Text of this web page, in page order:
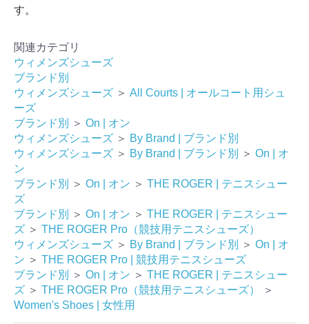
す。
関連カテゴリ
ウィメンズシューズ
ブランド別
ウィメンズシューズ ＞ All Courts | オールコート用シュ
ーズ
ブランド別
＞ On | オン
ウィメンズシューズ ＞ By Brand | ブランド別
ウィメンズシューズ ＞ By Brand | ブランド別 ＞ On | オ
ン
ブランド別
＞ On | オン ＞ THE ROGER | テニスシュー
ズ
ブランド別
＞ On | オン ＞ THE ROGER | テニスシュー
ズ ＞ THE ROGER Pro（競技用テニスシューズ）
ウィメンズシューズ ＞ By Brand | ブランド別 ＞ On | オ
ン ＞ THE ROGER Pro | 競技用テニスシューズ
ブランド別
＞ On | オン ＞ THE ROGER | テニスシュー
ズ ＞ THE ROGER Pro（競技用テニスシューズ）
＞
Women's Shoes | 女性用